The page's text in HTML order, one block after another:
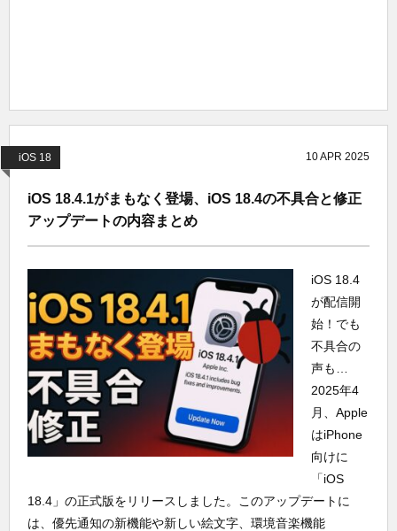
iOS 18 10APR 2025
iOS 18.4.1がまもなく登場、iOS 18.4の不具合と修正
アップデートの内容まとめ
iOS 18.4
が配信開
始！でも
不具合の
声も…
2025年4
月、Apple
はiPhone
向けに
「iOS
18.4」の正式版をリリースしました。このアップデートに
は、優先通知の新機能や新しい絵文字、環境音楽機能